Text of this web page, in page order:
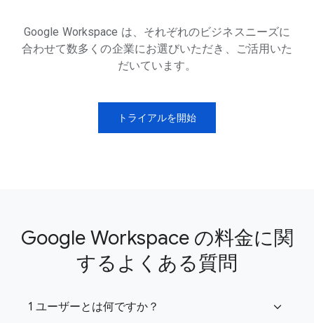
Google Workspace は、それぞれのビジネスニーズに
合わせて数多くの企業にお選びいただき、ご活用いた
だいています。
トライアルを開始
Google Workspace の料金に関
するよくある質問
1 ユーザーとは何ですか？ expand_more